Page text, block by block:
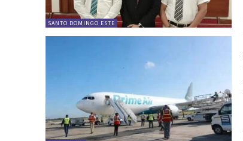
SANTO DOMINGO ESTE